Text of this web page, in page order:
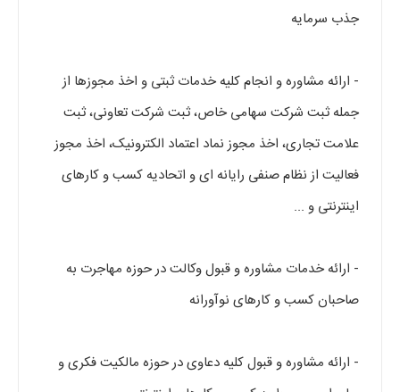
جذب سرمایه
- ارائه مشاوره و انجام کلیه خدمات ثبتی و اخذ مجوزها از
جمله ثبت شرکت سهامی خاص،‌ ثبت شرکت تعاونی، ثبت
علامت تجاری، اخذ مجوز نماد اعتماد الکترونیک، اخذ مجوز
فعالیت از نظام صنفی رایانه ای و اتحادیه کسب و کارهای
اینترنتی و ...
- ارائه خدمات مشاوره و قبول وکالت در حوزه مهاجرت به
صاحبان کسب و کارهای نوآورانه
- ارائه مشاوره و قبول کلیه دعاوی در حوزه مالکیت فکری و